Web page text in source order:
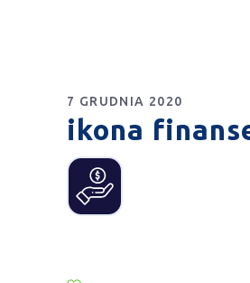
7 GRUDNIA 2020
ikona